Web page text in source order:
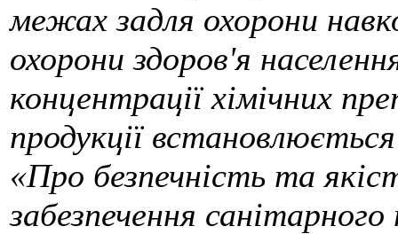
межах задля охорони
охорони здоров'я
концентрації хімічних
продукції
«Про безпечність та
забезпечення санітарного